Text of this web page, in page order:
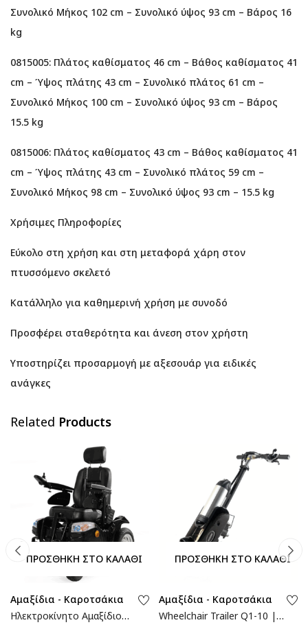
Συνολικό Μήκος 102 cm – Συνολικό ύψος 93 cm – Βάρος 16
kg
0815005: Πλάτος καθίσματος 46 cm – Βάθος καθίσματος 41
cm – Ύψος πλάτης 43 cm – Συνολικό πλάτος 61 cm –
Συνολικό Μήκος 100 cm – Συνολικό ύψος 93 cm – Βάρος
15.5 kg
0815006: Πλάτος καθίσματος 43 cm – Βάθος καθίσματος 41
cm – Ύψος πλάτης 43 cm – Συνολικό πλάτος 59 cm –
Συνολικό Μήκος 98 cm – Συνολικό ύψος 93 cm – 15.5 kg
Χρήσιμες Πληροφορίες
Εύκολο στη χρήση και στη μεταφορά χάρη στον
πτυσσόμενο σκελετό
Κατάλληλο για καθημερινή χρήση με συνοδό
Προσφέρει σταθερότητα και άνεση στον χρήστη
Υποστηρίζει προσαρμογή με αξεσουάρ για ειδικές
ανάγκες
Related Products
ΠΡΟΣΘΉΚΗ ΣΤΟ ΚΑΛΆΘΙ
Αμαξίδια - Καροτσάκια
Ηλεκτροκίνητο Αμαξίδιο
ΠΡΟΣΘΉΚΗ ΣΤΟ ΚΑΛΆΘΙ
Αμαξίδια - Καροτσάκια
Wheelchair Trailer Q1-10 |